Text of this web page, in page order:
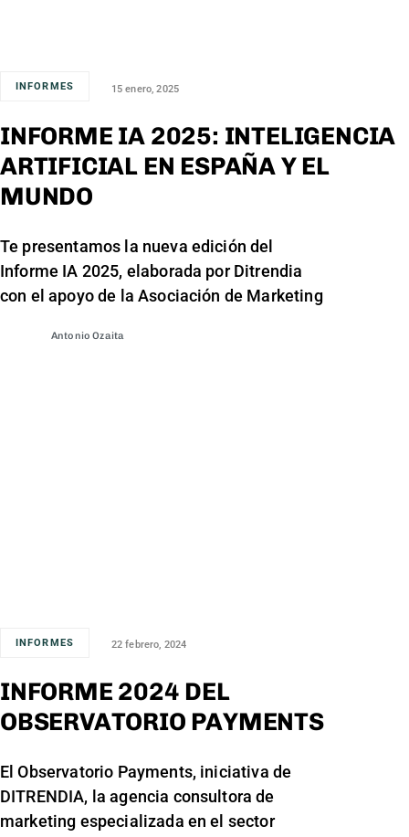
INFORMES 15 enero, 2025
INFORME IA 2025: INTELIGENCIA
ARTIFICIAL EN ESPAÑA Y EL
MUNDO
Te presentamos la nueva edición del
Informe IA 2025, elaborada por Ditrendia
con el apoyo de la Asociación de Marketing
Antonio Ozaita
INFORMES 22 febrero, 2024
INFORME 2024 DEL
OBSERVATORIO PAYMENTS
El Observatorio Payments, iniciativa de
DITRENDIA, la agencia consultora de
marketing especializada en el sector